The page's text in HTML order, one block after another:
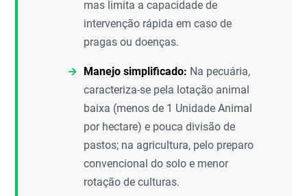
mas limita a capacidade de
intervenção rápida em caso de
pragas ou doenças.
Manejo simplificado: Na pecuária,
caracteriza-se pela lotação animal
baixa (menos de 1 Unidade Animal
por hectare) e pouca divisão de
pastos; na agricultura, pelo preparo
convencional do solo e menor
rotação de culturas.